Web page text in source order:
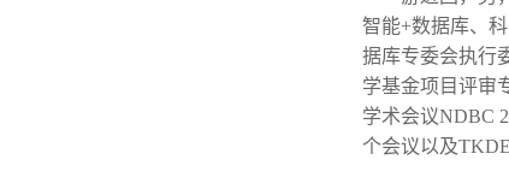
智能+数据库、
据库专委会执行
学基金项目评审
学术会议NDBC
个会议以及